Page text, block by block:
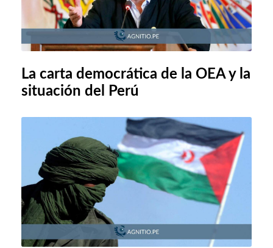
La carta democrática de la OEA y la
situación del Perú